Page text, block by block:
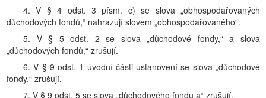
4. V § 4 odst. 3 písm. c) se slova „obhospodařovaných
důchodových fondů,“ nahrazují slovem „obhospodařovaného“.
5. V § 5 odst. 2 se slova „důchodové fondy,“ a slova
„důchodových fondů,“ zrušují.
6. V § 9 odst. 1 úvodní části ustanovení se slova „důchodové
fondy,“ zrušují.
7. V § 9 odst. 5 se slova „důchodového fondu a“ zrušují.